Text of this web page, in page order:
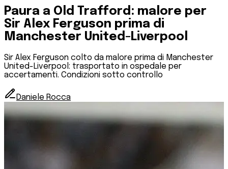
Paura a Old Trafford: malore per
Sir Alex Ferguson prima di
Manchester United-Liverpool
Sir Alex Ferguson colto da malore prima di Manchester
United-Liverpool: trasportato in ospedale per
accertamenti. Condizioni sotto controllo
Daniele Rocca